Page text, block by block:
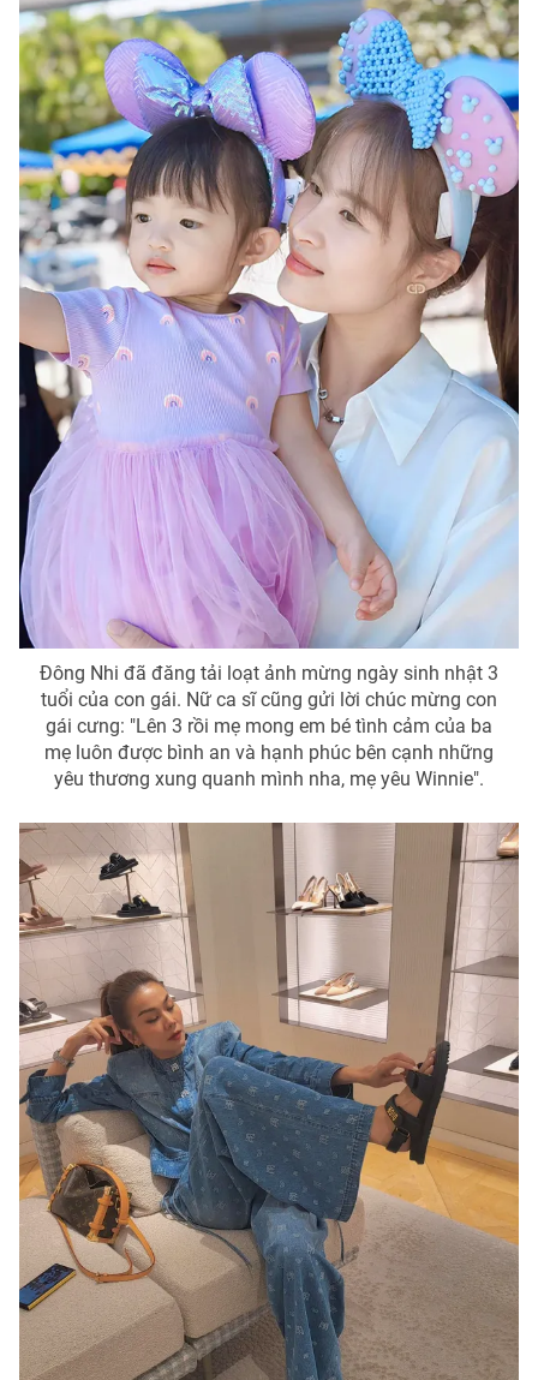
VTV Sức khoẻ Bất động sản
Thị trường 24h Tấm lòng Việt
VTV4 Vươn mình bằng AI
VTV9 VTV8
Liên hệ tòa soạn English
THỜI BÁO VTV
Theo dõi báo trên
Cơ quan chủ quản:
Đài Truyền hình Việt Nam
Cơ quan báo chí:Thời báo VTV
Giấy phép hoạt động báo in và báo điện tử số 483/GP-BTTTT
cấp ngày 29/12/2023
Tổng Biên tập:Vũ Thanh Thủy
Phó Tổng Biên tập:Nguyễn Thị Mỹ Hạnh, Phạm Quốc Thắng,
Nguyễn Trọng Ninh
Tổng đài VTV:024.38 355 931 - 024.38 355 932
Ðiện thoại Thời báo VTV:
024.66 897 897
Email: toasoan@vtv.vn
Liên hệ quảng cáo:024-7300.7108
® Cấm sao chép dưới mọi hình thức nếu không có sự chấp
thuận bằng văn bản. Ghi rõ nguồn VTV.vn khi phát hành lại
thông tin từ website này.
Đông Nhi đã đăng tải loạt ảnh mừng ngày sinh nhật 3
tuổi của con gái. Nữ ca sĩ cũng gửi lời chúc mừng con
gái cưng: "Lên 3 rồi mẹ mong em bé tình cảm của ba
mẹ luôn được bình an và hạnh phúc bên cạnh những
yêu thương xung quanh mình nha, mẹ yêu Winnie".